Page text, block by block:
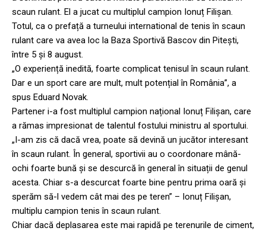
scaun rulant. El a jucat cu multiplul campion Ionuț Filișan.
Totul, ca o prefață a turneului international de tenis în scaun
rulant care va avea loc la Baza Sportivă Bascov din Pitești,
între 5 și 8 august.
„O experiență inedită, foarte complicat tenisul în scaun rulant.
Dar e un sport care are mult, mult potențial în România”, a
spus Eduard Novak.
Partener i-a fost multiplul campion național Ionuț Filișan, care
a rămas impresionat de talentul fostului ministru al sportului.
„I-am zis că dacă vrea, poate să devină un jucător interesant
în scaun rulant. În general, sportivii au o coordonare mână-
ochi foarte bună și se descurcă în general în situații de genul
acesta. Chiar s-a descurcat foarte bine pentru prima oară și
sperăm să-l vedem cât mai des pe teren” – Ionuț Filișan,
multiplu campion tenis în scaun rulant.
Chiar dacă deplasarea este mai rapidă pe terenurile de ciment,